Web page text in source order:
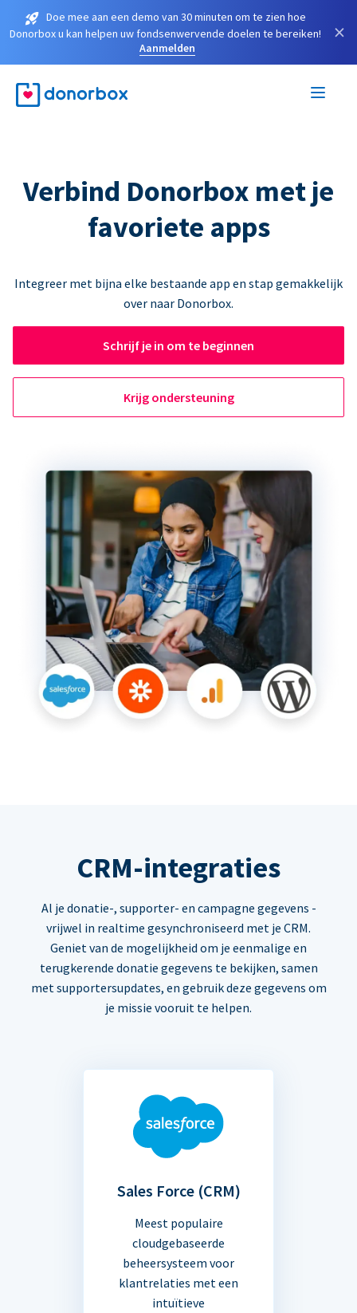
Doe mee aan een demo van 30 minuten om te zien hoe
Donorbox u kan helpen uw fondsenwervende doelen te bereiken!
Aanmelden
×
Verbind Donorbox met je
favoriete apps
Integreer met bijna elke bestaande app en stap gemakkelijk
over naar Donorbox.
Schrijf je in om te beginnen
Krijg ondersteuning
CRM-integraties
Al je donatie-, supporter- en campagne gegevens -
vrijwel in realtime gesynchroniseerd met je CRM.
Geniet van de mogelijkheid om je eenmalige en
terugkerende donatie gegevens te bekijken, samen
met supportersupdates, en gebruik deze gegevens om
je missie vooruit te helpen.
Sales Force (CRM)
Meest populaire
cloudgebaseerde
beheersysteem voor
klantrelaties met een
intuïtieve